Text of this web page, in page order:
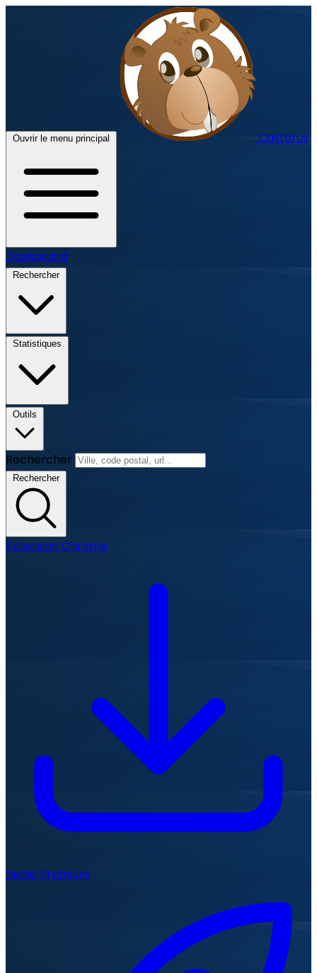
Ouvrir le menu principal Castorus
Dashboard
Rechercher
Statistiques
Outils
Rechercher
Rechercher
Extension Chrome
Mode Premium